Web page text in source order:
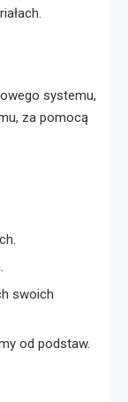
systemu,
za pomocą
swoich
od podstaw.